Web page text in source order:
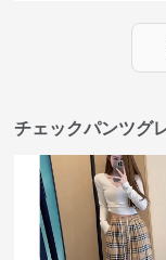
チェックパンツグ